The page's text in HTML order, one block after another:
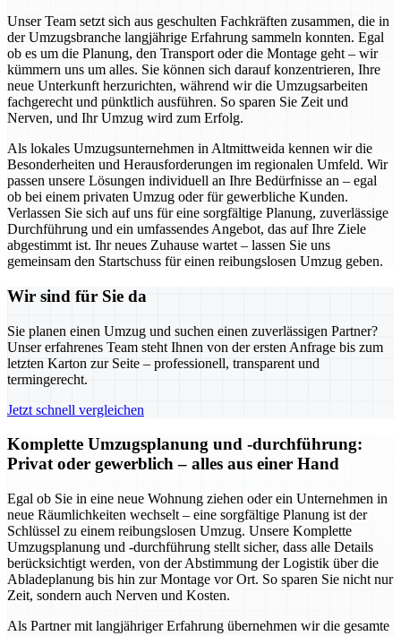
Unser Team setzt sich aus geschulten Fachkräften zusammen, die in
der Umzugsbranche langjährige Erfahrung sammeln konnten. Egal
ob es um die Planung, den Transport oder die Montage geht – wir
kümmern uns um alles. Sie können sich darauf konzentrieren, Ihre
neue Unterkunft herzurichten, während wir die Umzugsarbeiten
fachgerecht und pünktlich ausführen. So sparen Sie Zeit und
Nerven, und Ihr Umzug wird zum Erfolg.
Als lokales Umzugsunternehmen in Altmittweida kennen wir die
Besonderheiten und Herausforderungen im regionalen Umfeld. Wir
passen unsere Lösungen individuell an Ihre Bedürfnisse an – egal
ob bei einem privaten Umzug oder für gewerbliche Kunden.
Verlassen Sie sich auf uns für eine sorgfältige Planung, zuverlässige
Durchführung und ein umfassendes Angebot, das auf Ihre Ziele
abgestimmt ist. Ihr neues Zuhause wartet – lassen Sie uns
gemeinsam den Startschuss für einen reibungslosen Umzug geben.
Wir sind für Sie da
Sie planen einen Umzug und suchen einen zuverlässigen Partner?
Unser erfahrenes Team steht Ihnen von der ersten Anfrage bis zum
letzten Karton zur Seite – professionell, transparent und
termingerecht.
Jetzt schnell vergleichen
Komplette Umzugsplanung und -durchführung:
Privat oder gewerblich – alles aus einer Hand
Egal ob Sie in eine neue Wohnung ziehen oder ein Unternehmen in
neue Räumlichkeiten wechselt – eine sorgfältige Planung ist der
Schlüssel zu einem reibungslosen Umzug. Unsere Komplette
Umzugsplanung und -durchführung stellt sicher, dass alle Details
berücksichtigt werden, von der Abstimmung der Logistik über die
Abladeplanung bis hin zur Montage vor Ort. So sparen Sie nicht nur
Zeit, sondern auch Nerven und Kosten.
Als Partner mit langjähriger Erfahrung übernehmen wir die gesamte